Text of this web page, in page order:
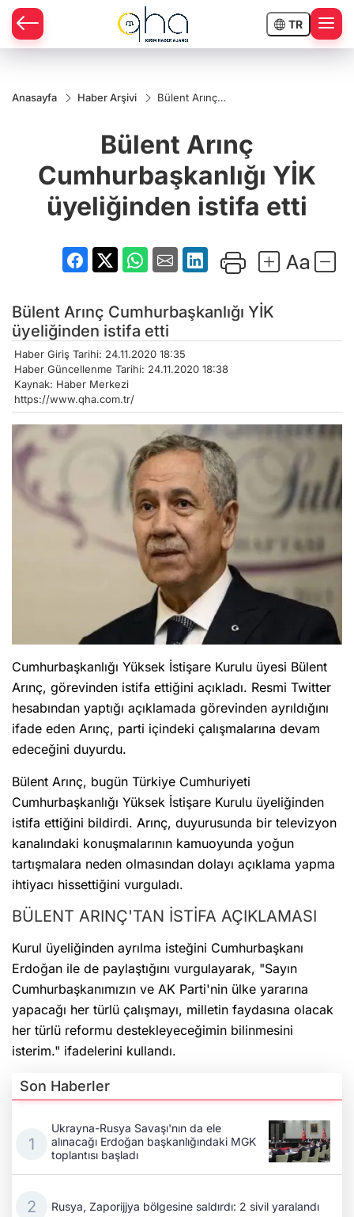
TR
Anasayfa Haber Arşivi
Bülent Arınç
istifa etti
Bülent Arınç
Cumhurbaşkanlığı YİK
üyeliğinden istifa etti
Bülent Arınç Cumhurbaşkanlığı YİK
üyeliğinden istifa etti
Haber Giriş Tarihi: 24.11.2020 18:35
Haber Güncellenme Tarihi: 24.11.2020 18:38
Kaynak: Haber Merkezi
https://www.qha.com.tr/
Cumhurbaşkanlığı Yüksek İstişare Kurulu üyesi Bülent
Arınç, görevinden istifa ettiğini açıkladı. Resmi Twitter
hesabından yaptığı açıklamada görevinden ayrıldığını
ifade eden Arınç, parti içindeki çalışmalarına devam
edeceğini duyurdu.
Bülent Arınç, bugün Türkiye Cumhuriyeti
Cumhurbaşkanlığı Yüksek İstişare Kurulu üyeliğinden
istifa ettiğini bildirdi. Arınç, duyurusunda bir televizyon
kanalındaki konuşmalarının kamuoyunda yoğun
tartışmalara neden olmasından dolayı açıklama yapma
ihtiyacı hissettiğini vurguladı.
BÜLENT ARINÇ'TAN İSTİFA AÇIKLAMASI
Kurul üyeliğinden ayrılma isteğini Cumhurbaşkanı
Erdoğan ile de paylaştığını vurgulayarak, "Sayın
Cumhurbaşkanımızın ve AK Parti'nin ülke yararına
yapacağı her türlü çalışmayı, milletin faydasına olacak
her türlü reformu destekleyeceğimin bilinmesini
isterim." ifadelerini kullandı.
Son Haberler
Ukrayna-Rusya Savaşı'nın da ele
alınacağı Erdoğan başkanlığındaki MGK
toplantısı başladı
Rusya, Zaporijjya bölgesine saldırdı: 2 sivil yaralandı